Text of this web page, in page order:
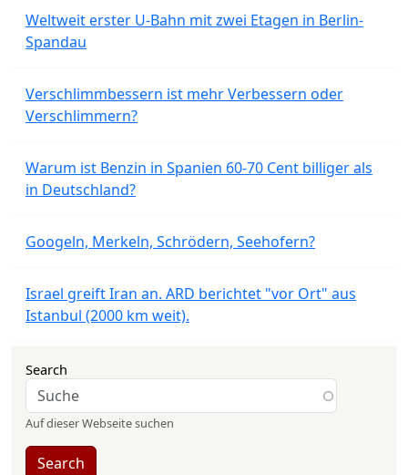
Weltweit erster U-Bahn mit zwei Etagen in Berlin-
Spandau
Verschlimmbessern ist mehr Verbessern oder
Verschlimmern?
Warum ist Benzin in Spanien 60-70 Cent billiger als
in Deutschland?
Googeln, Merkeln, Schrödern, Seehofern?
Israel greift Iran an. ARD berichtet "vor Ort" aus
Istanbul (2000 km weit).
Search
Auf dieser Webseite suchen
Search